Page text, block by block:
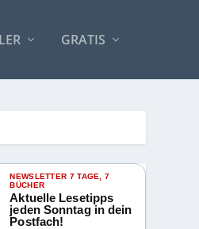
GRATIS
NEWSLETTER 7 TAGE, 7
BÜCHER
Aktuelle Lesetipps
jeden Sonntag in dein
Postfach!